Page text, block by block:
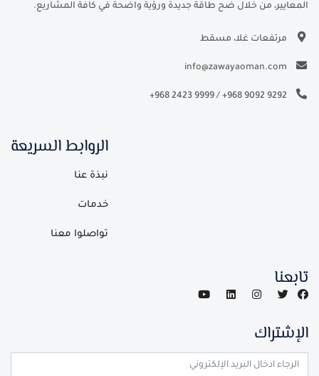
المعايير، من خلال ضح طاقة جديدة ورؤية واضحة في كافة المشاريع.
مرتفعات غلا، مسقط
info@zawayaoman.com
+968 2423 9999 / +968 9092 9292
الروابط السريعة
نبذة عنا
خدمات
تواصلوا معنا
تابعنا
الإشتراك